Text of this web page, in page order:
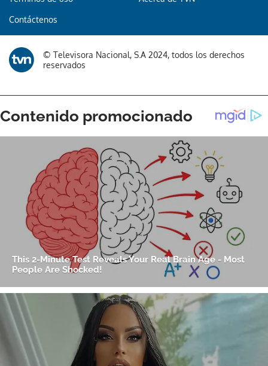
Contáctenos
© Televisora Nacional, S.A 2024, todos los derechos
reservados